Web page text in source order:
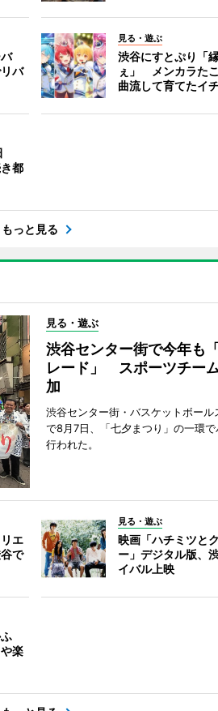
バ
見る・遊ぶ
渋谷にすとぷり「
ぇ」 メンカラた
曲流して育てたイ
都
もっと見る
見る・遊ぶ
渋谷センター街で今年も
レード」 スポーツチー
加
渋谷センター街・バスケットボール
で8月7日、「七夕まつり」の一環
行われた。
エ
で
見る・遊ぶ
映画「ハチミツと
ー」デジタル版、
イバル上映
楽